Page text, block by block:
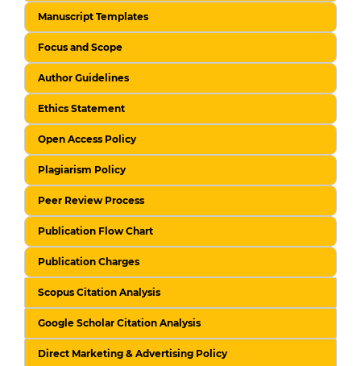
Manuscript Templates
Focus and Scope
Author Guidelines
Ethics Statement
Open Access Policy
Plagiarism Policy
Peer Review Process
Publication Flow Chart
Publication Charges
Scopus Citation Analysis
Google Scholar Citation Analysis
Direct Marketing & Advertising Policy